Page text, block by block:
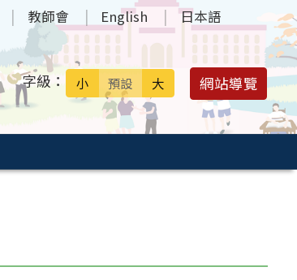
教師會 English 日本語
字級： 小 預設 大 網站導覽